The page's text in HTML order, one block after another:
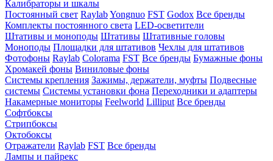
Калибраторы и шкалы
Постоянный свет RaylabYongnuo FST Godox Все бренды
Комплекты постоянного света LED-осветители
Штативы и моноподы Штативы Штативные головы
Моноподы Площадки для штативов Чехлы для штативов
Фотофоны Raylab Colorama FST Все бренды Бумажные фоны
Хромакей фоны Виниловые фоны
Системы крепления Зажимы, держатели, муфты Подвесные
системы Системы установки фона Переходники и адаптеры
Накамерные мониторы Feelworld Lilliput Все бренды
Софтбоксы
Стрипбоксы
Октобоксы
Отражатели Raylab FST Все бренды
Лампы и пайрекс